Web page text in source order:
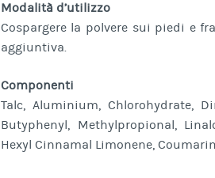
Modalità d’utilizzo
Cospargere la polvere sui piedi e
aggiuntiva.
Componenti
Talc, Aluminium, Chlorohydrate,
Butyphenyl, Methylpropional,
Hexyl Cinnamal Limonene,